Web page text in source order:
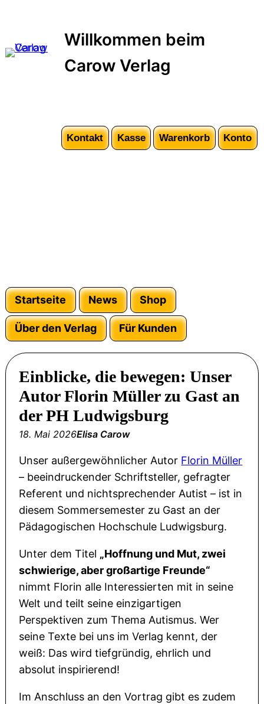
springen
Willkommen beim
Carow Verlag
Kontakt Kasse Warenkorb Konto
Startseite News Shop
Über den Verlag Für Kunden
Einblicke, die bewegen: Unser
Autor Florin Müller zu Gast an
der PH Ludwigsburg
18. Mai 2026Elisa Carow
Unser außergewöhnlicher Autor Florin Müller
– beeindruckender Schriftsteller, gefragter
Referent und nichtsprechender Autist – ist in
diesem Sommersemester zu Gast an der
Pädagogischen Hochschule Ludwigsburg.
Unter dem Titel „Hoffnung und Mut, zwei
schwierige, aber großartige Freunde“
nimmt Florin alle Interessierten mit in seine
Welt und teilt seine einzigartigen
Perspektiven zum Thema Autismus. Wer
seine Texte bei uns im Verlag kennt, der
weiß: Das wird tiefgründig, ehrlich und
absolut inspirierend!
Im Anschluss an den Vortrag gibt es zudem